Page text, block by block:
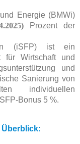
Energie (BMWi)
Prozent der
(iSFP) ist ein
für Wirtschaft und
und
Sanierung von
individuellen
Bonus 5 %.